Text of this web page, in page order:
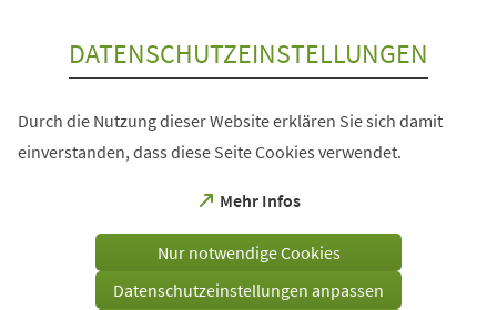
DATENSCHUTZEINSTELLUNGEN
Durch die Nutzung dieser Website erklären Sie sich damit
einverstanden, dass diese Seite Cookies verwendet.
Mehr Infos
(Öffnet
einem
Tab)
Nur notwendige Cookies
Datenschutzeinstellungen anpassen